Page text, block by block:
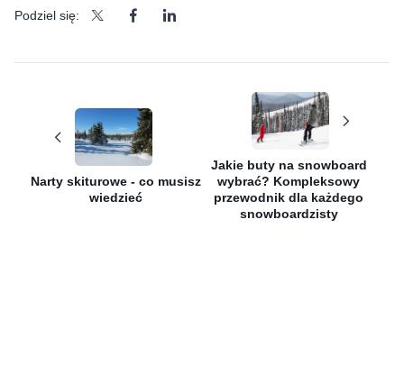
Podziel się:
Narty skiturowe - co musisz
wiedzieć
Jakie buty na snowboard
wybrać? Kompleksowy
przewodnik dla każdego
snowboardzisty